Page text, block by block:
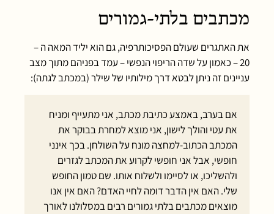
מכתבים בלתי-גמורים
את האתגרים שעולם הפסיכותרפיה, גם הוא יליד המאה ה –
20 – כאמון על שדה הריפוי הנפשי – עמד בפניהם מתוך מצב
עניינים זה ניתן לבטא דרך מילותיו של שילר (במכתב לגתה):
אם בערב, באמצע כתיבת מכתב, אני מתעייף ומניח
את עטי והולך לישון, אני מוצא למחרת בבוקר את
המכתב הכתוב-למחצה מונח על השולחן. בכך אינני
חופשי, אבל אני חופשי לקרוע את המכתב לגזרים
ולהשליכו, או לסיימו ולשלוח אותו. שם טמון החופש
שלי. האם אין הדבר דומה לחיי האדם? האם אין אנו
מוצאים מכתבים בלתי גמורים רבים במסלולנו לאורך